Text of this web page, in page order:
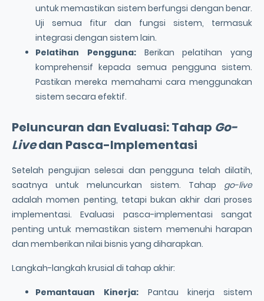
untuk memastikan sistem berfungsi dengan benar.
Uji semua fitur dan fungsi sistem, termasuk
integrasi dengan sistem lain.
Pelatihan Pengguna:Berikan pelatihan yang
komprehensif kepada semua pengguna sistem.
Pastikan mereka memahami cara menggunakan
sistem secara efektif.
Peluncuran dan Evaluasi: Tahap Go-
Livedan Pasca-Implementasi
Setelah pengujian selesai dan pengguna telah dilatih,
saatnya untuk meluncurkan sistem. Tahap go-live
adalah momen penting, tetapi bukan akhir dari proses
implementasi. Evaluasi pasca-implementasi sangat
penting untuk memastikan sistem memenuhi harapan
dan memberikan nilai bisnis yang diharapkan.
Langkah-langkah krusial di tahap akhir:
Pemantauan Kinerja: Pantau kinerja sistem